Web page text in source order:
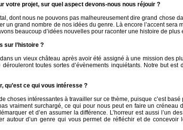
votre projet, sur quel aspect devons-nous nous réjouir ?
dont nous ne pouvons pas malheureusement dire grand chose
un grand nombre de nos idées du genre. Là encore l’accent
beaucoup d’idées nouvelles pour raconter une histoire de plus
sur l’histoire ?
un vieux château après avoir été assigné à une mission des
toutes sortes d’évènements inquiétants. Notre but est
qu’est ce qui vous intéresse ?
choses intéressantes à travailler sur ce thème, puisque c’est
vraiment surchargé, ce qui pour nous peut en faire un créneau
et d’en assumer la différence. L’horreur est aussi l’un
autour d’un genre qui vous permet de réfléchir et de